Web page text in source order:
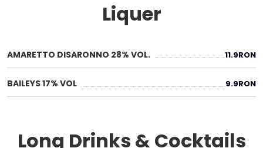
Liquer
AMARETTO DISARONNO 28% VOL. 11.9RON
BAILEYS 17% VOL 9.9RON
Long Drinks & Cocktails